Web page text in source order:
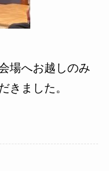
場へお越しのみ
きました。